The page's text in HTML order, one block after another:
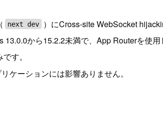
next dev
）にCross-site WebSocket
13.0.0から15.2.2未満で、App Routerを使用
す。
ケーションには影響ありません。